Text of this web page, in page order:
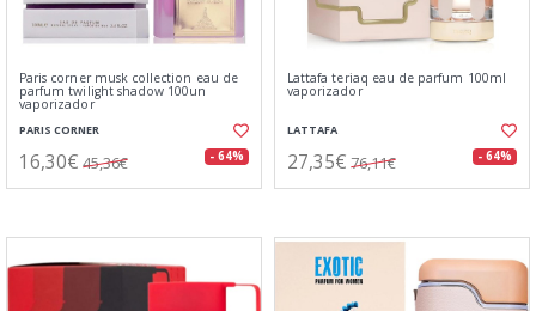
Paris corner musk collection eau de
parfum twilight shadow 100un
vaporizador
PARIS CORNER
16,30€ 45,36€ - 64%
Lattafa teriaq eau de parfum 100ml
vaporizador
LATTAFA
27,35€ 76,11€ - 64%